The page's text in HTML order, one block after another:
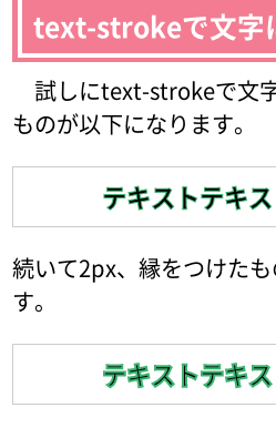
text-strokeで文字
試しにtext-strokeで文
ものが以下になります。
テキストテキ
続いて2px、縁をつけた
す。
テキストテキ